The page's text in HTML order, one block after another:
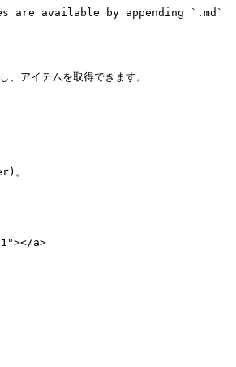
are available by appending `.md`
イテムを取得できます。
。
a>